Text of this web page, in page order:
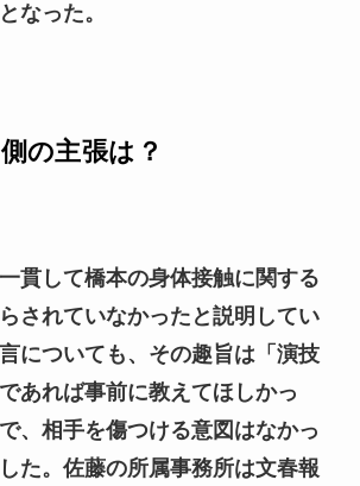
なった。
の主張は？
貫して橋本の身体接触に関する
されていなかったと説明してい
についても、その趣旨は「演技
あれば事前に教えてほしかっ
、相手を傷つける意図はなかっ
た。佐藤の所属事務所は文春報